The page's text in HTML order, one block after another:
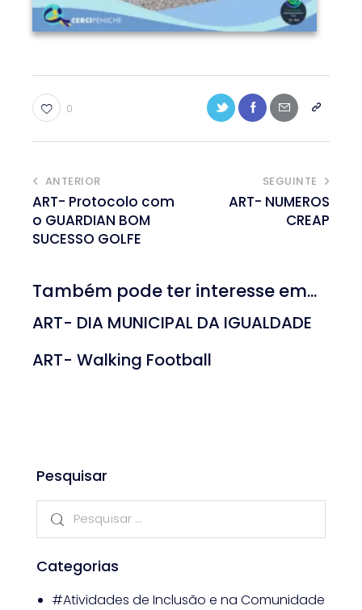
0
ANTERIOR
ART- Protocolo com
o GUARDIAN BOM
SUCESSO GOLFE
SEGUINTE
ART- NUMEROS
CREAP
Também pode ter interesse em...
ART- DIA MUNICIPAL DA IGUALDADE
ART- Walking Football
Pesquisar
Categorias
#Atividades de Inclusão e na Comunidade